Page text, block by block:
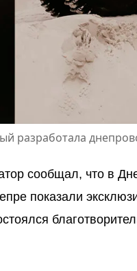
разработала
сообщал, что в
показали